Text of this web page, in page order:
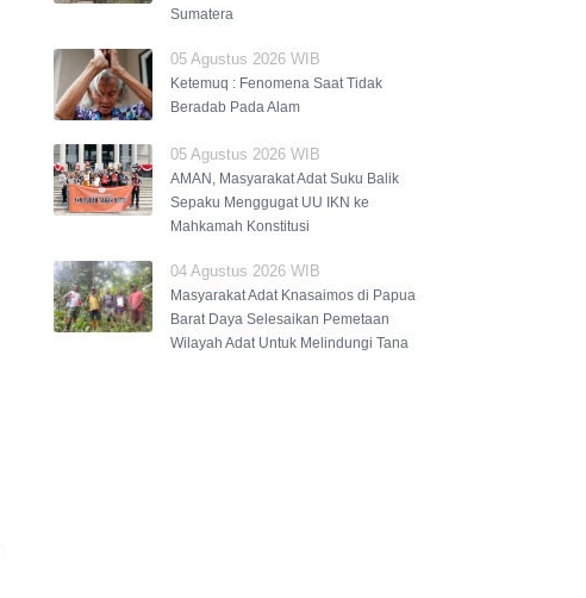
Sumatera
05 Agustus 2026 WIB
Ketemuq : Fenomena Saat Tidak
Beradab Pada Alam
05 Agustus 2026 WIB
AMAN, Masyarakat Adat Suku Balik
Sepaku Menggugat UU IKN ke
Mahkamah Konstitusi
04 Agustus 2026 WIB
Masyarakat Adat Knasaimos di Papua
Barat Daya Selesaikan Pemetaan
Wilayah Adat Untuk Melindungi Tana